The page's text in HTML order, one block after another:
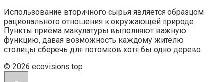
Использование вторичного сырья является образцом
рационального отношения к окружающей природе.
Пункты приёма макулатуры выполняют важную
функцию, давая возможность каждому жителю
столицы сберечь для потомков хотя бы одно дерево.
© 2026 ecovisions.top